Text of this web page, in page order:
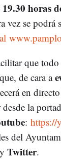
horas
vez se podrá
que
de cara a
en
la
: https://
del
Twitter.